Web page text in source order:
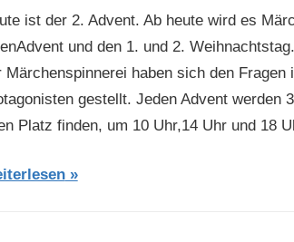
ist der 2. Advent. Ab heute wird es
und den 1. und 2.
Märchenspinnerei haben sich den Fragen
gestellt. Jeden Advent werden
Platz finden, um 10 Uhr,14 Uhr und 18